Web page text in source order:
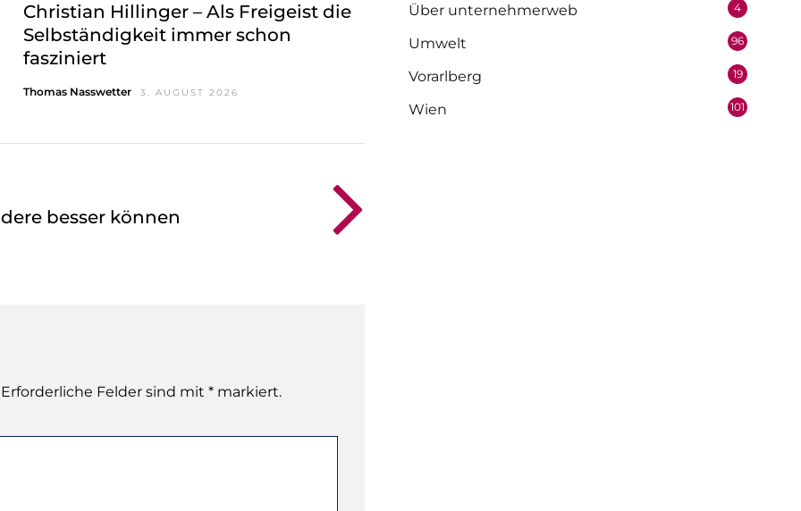
Christian Hillinger – Als Freigeist die
Selbständigkeit immer schon
fasziniert
Thomas Nasswetter 3. AUGUST 2026
besser können
Felder sind mit * markiert.
Über unternehmerweb 4
Umwelt 96
Vorarlberg 19
Wien 101